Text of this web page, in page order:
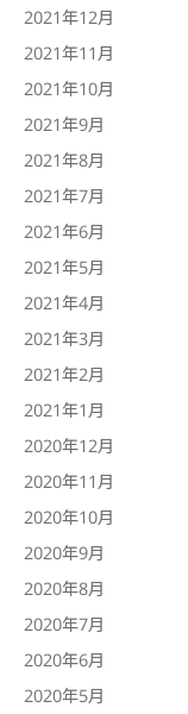
2021年12月
2021年11月
2021年10月
2021年9月
2021年8月
2021年7月
2021年6月
2021年5月
2021年4月
2021年3月
2021年2月
2021年1月
2020年12月
2020年11月
2020年10月
2020年9月
2020年8月
2020年7月
2020年6月
2020年5月